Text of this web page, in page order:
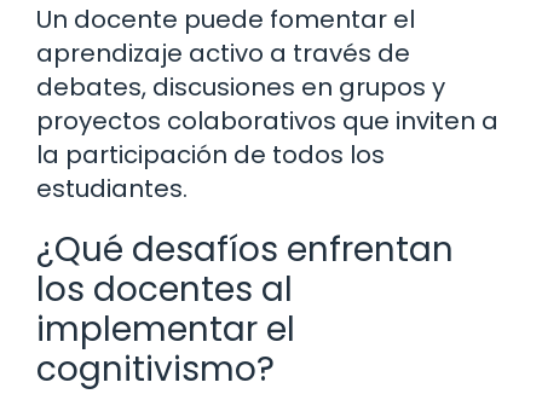
Un docente puede fomentar el
aprendizaje activo a través de
debates, discusiones en grupos y
proyectos colaborativos que inviten a
la participación de todos los
estudiantes.
¿Qué desafíos enfrentan
los docentes al
implementar el
cognitivismo?